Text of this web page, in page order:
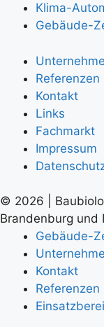
Klima-
Gebäude-
Referenzen
Kontakt
Links
Fachmarkt
Impressum
© 2026 |
Brandenburg und
Gebäude-
Kontakt
Referenzen